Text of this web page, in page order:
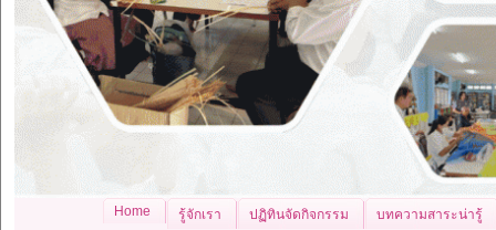
Home รู้จักเรา ปฏิทินจัดกิจกรรม บทความสาระน่ารู้